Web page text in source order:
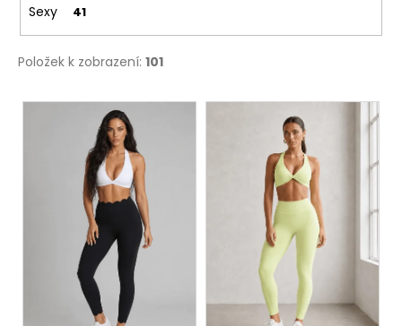
Sexy 41
Položek k zobrazení: 101
V